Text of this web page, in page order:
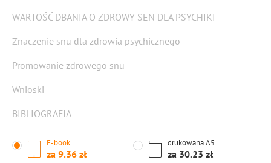
WARTOŚĆ DBANIA O ZDROWY SEN DLA PSYCHIKI
Znaczenie snu dla zdrowia psychicznego
Promowanie zdrowego snu
Wnioski
BIBLIOGRAFIA
E-book
za 9.36
drukowanaA5
za 30.23